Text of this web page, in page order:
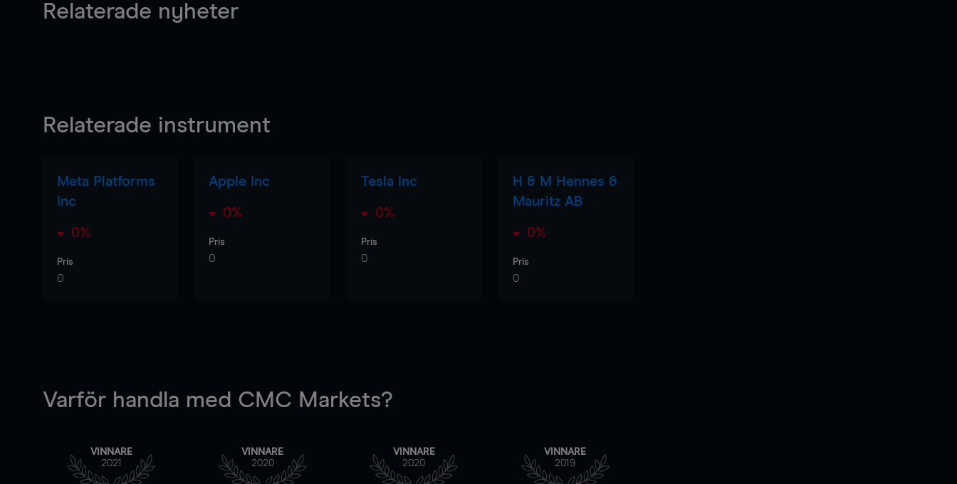
Relaterade nyheter
Relaterade instrument
Meta Platforms
Inc
0%
Pris
0
Apple Inc
0%
Pris
0
Tesla Inc
0%
Pris
0
H & M Hennes &
Mauritz AB
0%
Pris
0
Varför handla med CMC Markets?
VINNARE
2021
VINNARE
2020
VINNARE
2020
VINNARE
2019